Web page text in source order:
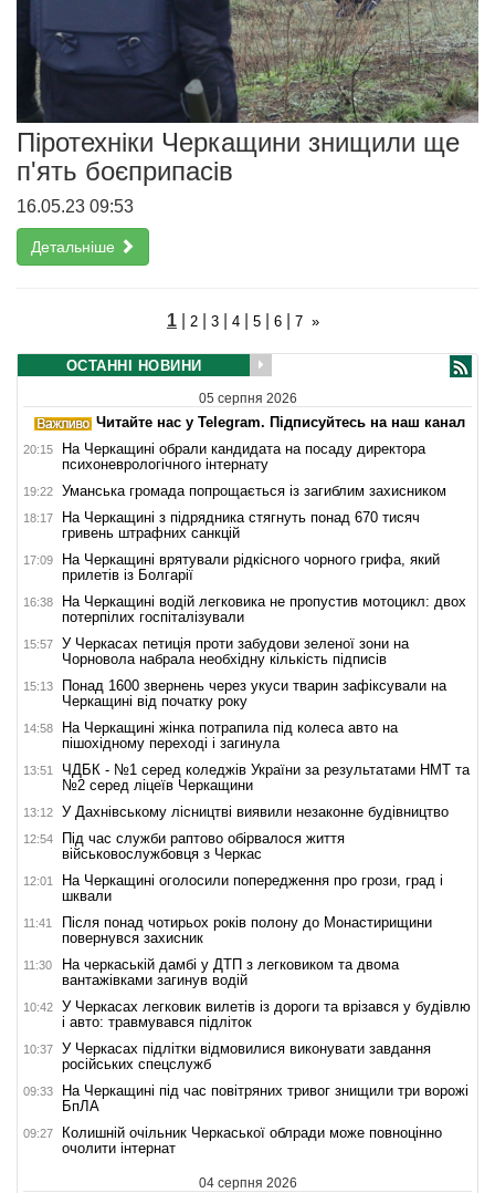
Піротехніки Черкащини знищили ще
п'ять боєприпасів
16.05.23 09:53
Детальніше
1 2 3 4 5 6 7 »
ОСТАННІ НОВИНИ
05 серпня 2026
Читайте нас у Telegram. Підписуйтесь на наш канал
20:15
На Черкащині обрали кандидата на посаду директора
психоневрологічного інтернату
19:22 Уманська громада попрощається із загиблим захисником
18:17
На Черкащині з підрядника стягнуть понад 670 тисяч
гривень штрафних санкцій
17:09
На Черкащині врятували рідкісного чорного грифа, який
прилетів із Болгарії
16:38
На Черкащині водій легковика не пропустив мотоцикл: двох
потерпілих госпіталізували
15:57
У Черкасах петиція проти забудови зеленої зони на
Чорновола набрала необхідну кількість підписів
15:13
Понад 1600 звернень через укуси тварин зафіксували на
Черкащині від початку року
14:58
На Черкащині жінка потрапила під колеса авто на
пішохідному переході і загинула
13:51
ЧДБК - №1 серед коледжів України за результатами НМТ та
№2 серед ліцеїв Черкащини
13:12 У Дахнівському лісництві виявили незаконне будівництво
12:54
Під час служби раптово обірвалося життя
військовослужбовця з Черкас
12:01
На Черкащині оголосили попередження про грози, град і
шквали
11:41
Після понад чотирьох років полону до Монастирищини
повернувся захисник
11:30
На черкаській дамбі у ДТП з легковиком та двома
вантажівками загинув водій
10:42
У Черкасах легковик вилетів із дороги та врізався у будівлю
і авто: травмувався підліток
10:37
У Черкасах підлітки відмовилися виконувати завдання
російських спецслужб
09:33
На Черкащині під час повітряних тривог знищили три ворожі
БпЛА
09:27
Колишній очільник Черкаської облради може повноцінно
очолити інтернат
04 серпня 2026